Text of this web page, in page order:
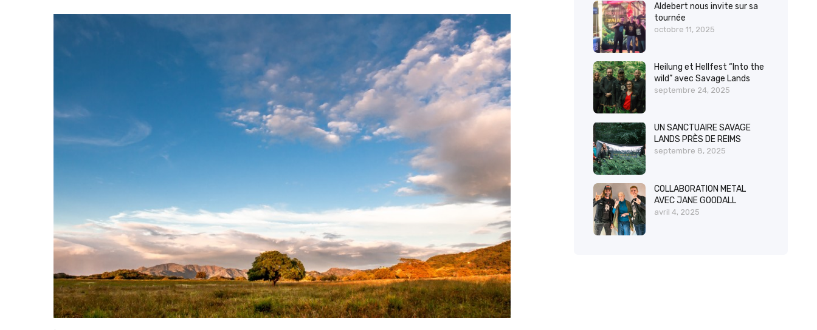
Aldebert nous invite sur sa
tournée
octobre 11, 2025
Heilung et Hellfest “Into the
wild” avec Savage Lands
septembre 24, 2025
UN SANCTUAIRE SAVAGE
LANDS PRÈS DE REIMS
septembre 8, 2025
COLLABORATION METAL
AVEC JANE GOODALL
avril 4, 2025